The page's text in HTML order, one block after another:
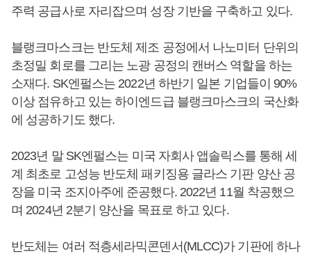
주력 공급사로 자리잡으며 성장 기반을 구축하고 있다.
블랭크마스크는 반도체 제조 공정에서 나노미터 단위의
초정밀 회로를 그리는 노광 공정의 캔버스 역할을 하는
소재다. SK엔펄스는 2022년 하반기 일본 기업들이 90%
이상 점유하고 있는 하이엔드급 블랭크마스크의 국산화
에 성공하기도 했다.
2023년 말 SK엔펄스는 미국 자회사 앱솔릭스를 통해 세
계 최초로 고성능 반도체 패키징용 글라스 기판 양산 공
장을 미국 조지아주에 준공했다. 2022년 11월 착공했으
며 2024년 2분기 양산을 목표로 하고 있다.
반도체는 여러 적층세라믹콘덴서(MLCC)가 기판에 하나